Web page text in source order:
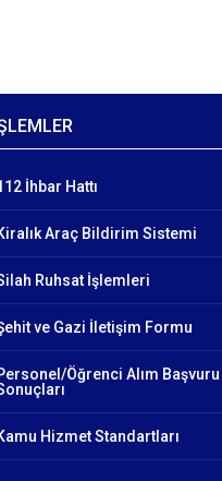
İhbar Hattı
Araç Bildirim Sistemi
Ruhsat İşlemleri
ve Gazi İletişim Formu
Öğrenci Alım Başvuru
Hizmet Standartları